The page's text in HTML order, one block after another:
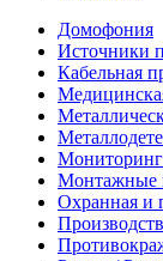
Домофония
Источники
Кабельная
Мониторинг
Монтажные
Охранная и